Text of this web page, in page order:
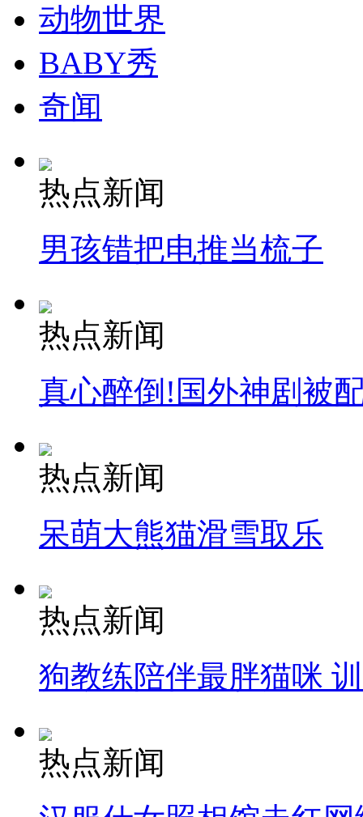
动物世界
BABY秀
奇闻
热点新闻
男孩错把电推当梳子
热点新闻
真心醉倒!国外神剧被
热点新闻
呆萌大熊猫滑雪取乐
热点新闻
狗教练陪伴最胖猫咪
热点新闻